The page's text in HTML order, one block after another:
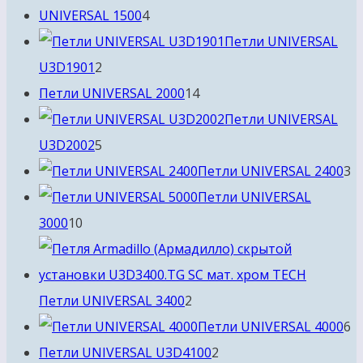
товаров
UNIVERSAL 150044
товара
Петли UNIVERSAL
U3D19012
товара
Петли UNIVERSAL 20001414
товаровПетли UNIVERSAL
U3D20025
товаров
Петли UNIVERSAL 24003
Петли UNIVERSAL
300010
товаров
Петли UNIVERSAL 34002
товара
Петли UNIVERSAL 40006
Петли UNIVERSAL U3D41002